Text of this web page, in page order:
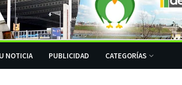
NOTICIA PUBLICIDAD CATEGORÍAS